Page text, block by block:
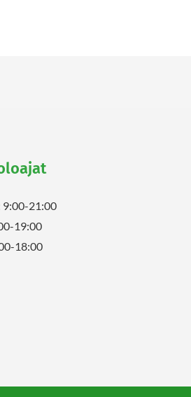
9:00-21:00
19:00
18:00